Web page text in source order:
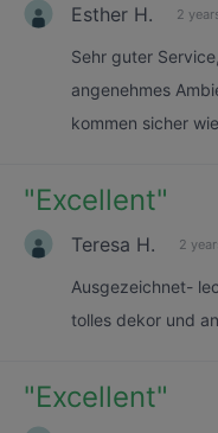
Esther H. 2
Sehr guter
angenehmes
kommen sicher
"Excellent"
Teresa H. 2
Ausgezeichnet-
tolles dekor und
"Excellent"